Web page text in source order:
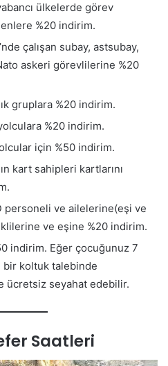
ülkelerde görev
%20 indirim.
çalışan subay, astsubay,
askeri görevlilerine %20
gruplara %20 indirim.
%20 indirim.
için %50 indirim.
kart sahipleri kartlarını
personeli ve ailelerine(eşi ve
ve eşine %20 indirim.
indirim. Eğer çocuğunuz 7
bir koltuk talebinde
ücretsiz seyahat edebilir.
Saatleri